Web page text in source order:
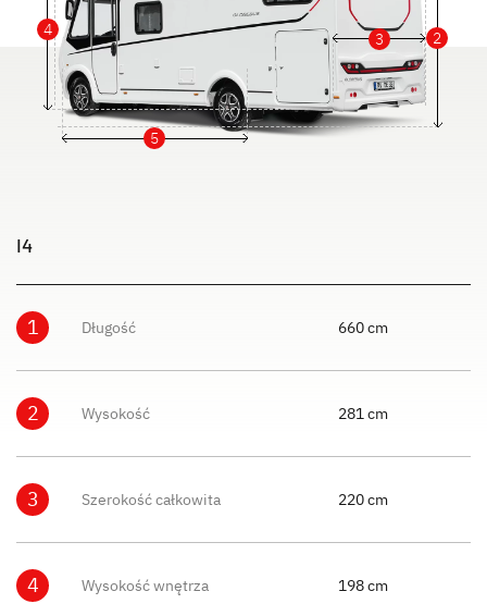
2
3
4
5
I4
1 Długość 660 cm
2 Wysokość 281 cm
3 Szerokość całkowita 220 cm
4 Wysokość wnętrza 198 cm